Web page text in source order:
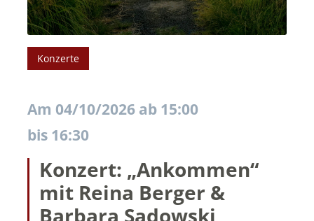
Konzerte
04/10/2026
15:00
bis 16:30
Konzert: „Ankommen“
mit Reina Berger &
Barbara Sadowski